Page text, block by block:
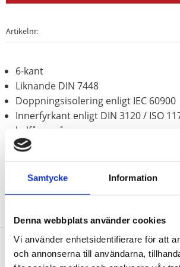
Samtycke Information
Denna webbplats använder cookies
Vi använder enhetsidentifierare för att
och annonserna till användarna,
Artikelnr
6-kant
Liknande DIN 7448
Doppningsisolering enligt IEC 60900
Innerfyrkant enligt DIN 3120 / ISO
kulfångspår
Krom vanadium